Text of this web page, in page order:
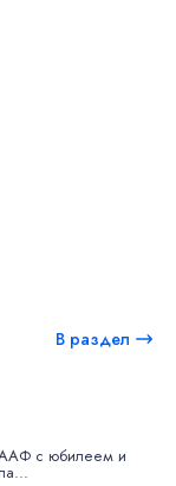
В раздел
с юбилеем и